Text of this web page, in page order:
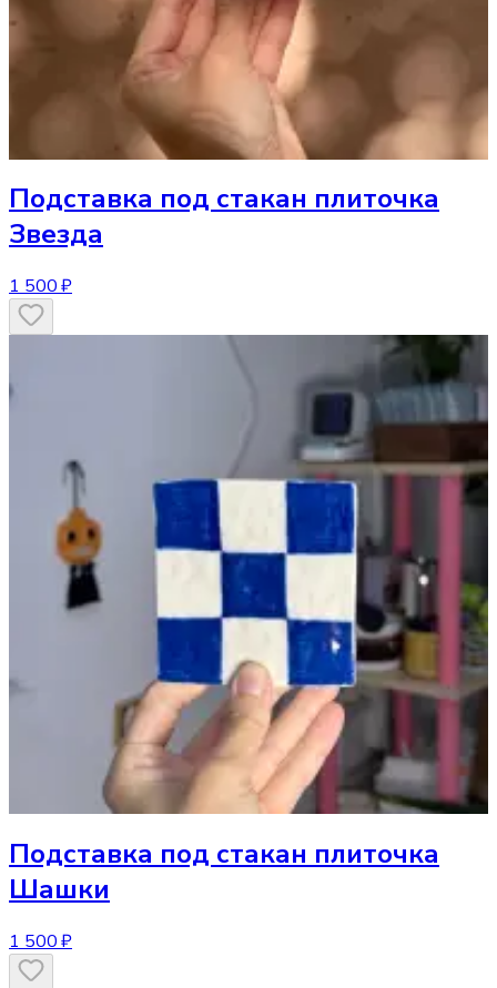
Подставка под стакан плиточка
Звезда
1 500 ₽
Подставка под стакан плиточка
Шашки
1 500 ₽